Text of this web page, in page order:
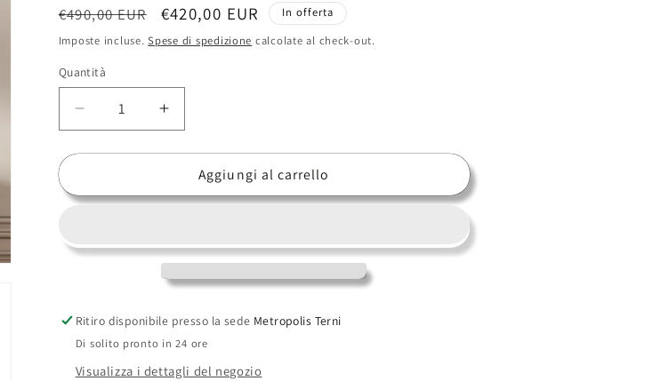
Prezzo
di
listino
€490,00 EUR
Prezzo
scontato
€420,00 EUR
In offerta
Imposte incluse.Spese di spedizione calcolate al check-out.
Quantità
Diminuisci
quantità
per
Tetris
–
anima
pop,
carattere
irresistibile
Aumenta
quantità
per
Specchio
Tetris
–
modulare,
pop,
carattere
irresistibile
Aggiungi al carrello
Ritiro disponibile presso la sede Metropolis Terni
Di solito pronto in 24 ore
Visualizza i dettagli del negozio